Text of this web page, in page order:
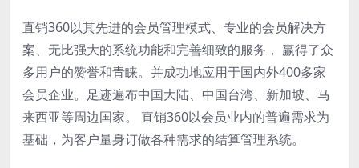
直销360以其先进的会员管理模式、专业的会员解决方
案、无比强大的系统功能和完善细致的服务， 赢得了众
多用户的赞誉和青睐。并成功地应用于国内外400多家
会员企业。足迹遍布中国大陆、中国台湾、新加坡、马
来西亚等周边国家。 直销360以会员业内的普遍需求为
基础，为客户量身订做各种需求的结算管理系统。